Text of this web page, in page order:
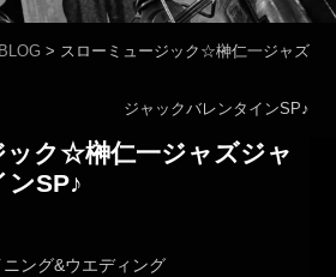
> スローミュージック☆榊仁一ジャズ
ジャックバレンタインSP♪
ック☆榊仁一ジャズジャ
ンSP♪
ング&ウエディング